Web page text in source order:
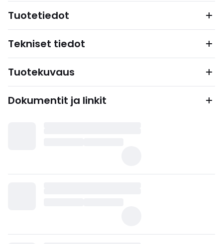
Tuotetiedot
Tekniset tiedot
Tuotekuvaus
Dokumentit ja linkit